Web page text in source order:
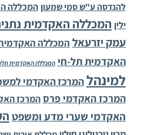
להנדסה ע"ש סמי שמעון המכללה
ילין המכללה האקדמית
עמק יזרעאל המכללה האקדמית
האקדמית תל-חי המכללה האקדמית
למינהלהמרכז האקדמי
המרכז האקדמי פרס המרכז
האקדמי שערי מדע ומשפט